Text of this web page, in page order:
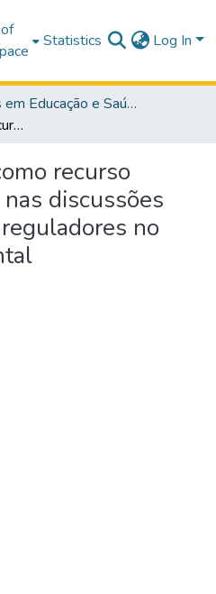
Statistics Log In
Temas em Educação e Saúde
O jogo San San como recurso didático de apoio nas discussões sobre nutrientes reguladores no ensino fundamental
recurso
discussões
no